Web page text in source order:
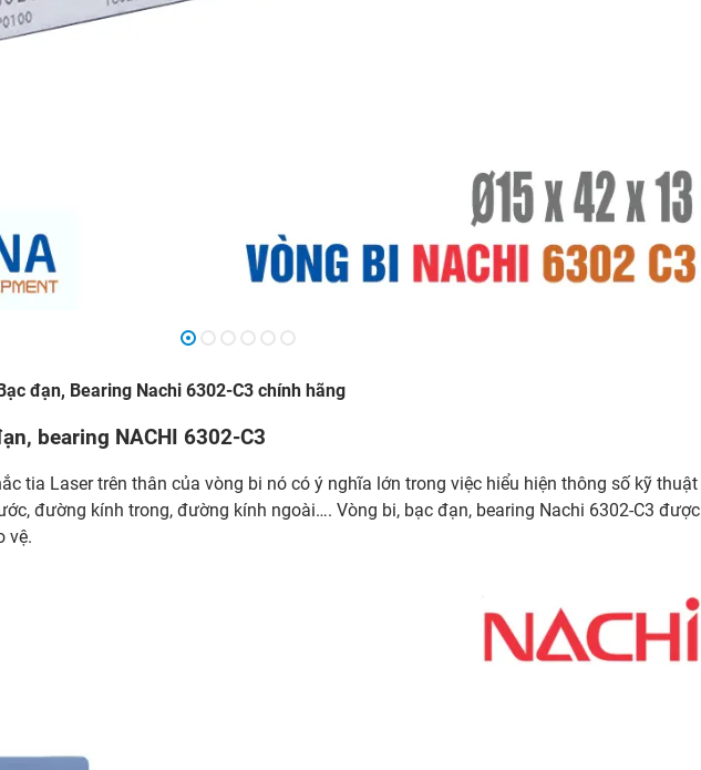
đạn, Bearing Nachi 6302-C3 chính hãng
bearing NACHI 6302-C3
tia Laser trên thân của vòng bi nó có ý nghĩa lớn trong việc hiểu hiện thông số kỹ thuật
đường kính trong, đường kính ngoài…. Vòng bi, bạc đạn, bearing Nachi 6302-C3 được
vệ.